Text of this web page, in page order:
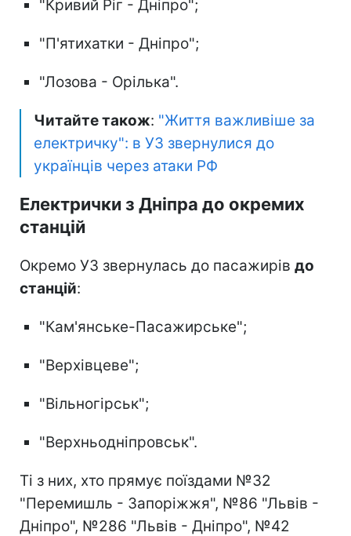
"⁠Кривий Ріг - Дніпро";
"⁠П'ятихатки - Дніпро";
"⁠Лозова - Орілька".
Читайте також: "Життя важливіше за
електричку": в УЗ звернулися до
українців через атаки РФ
Електрички з Дніпра до окремих
станцій
Окремо УЗ звернулась до пасажирів до
станцій:
"Кам'янське-Пасажирське";
"Верхівцеве";
"Вільногірськ";
"Верхньодніпровськ".
Ті з них, хто прямує поїздами №32
"Перемишль - Запоріжжя", №86 "Львів -
Дніпро", №286 "Львів - Дніпро", №42